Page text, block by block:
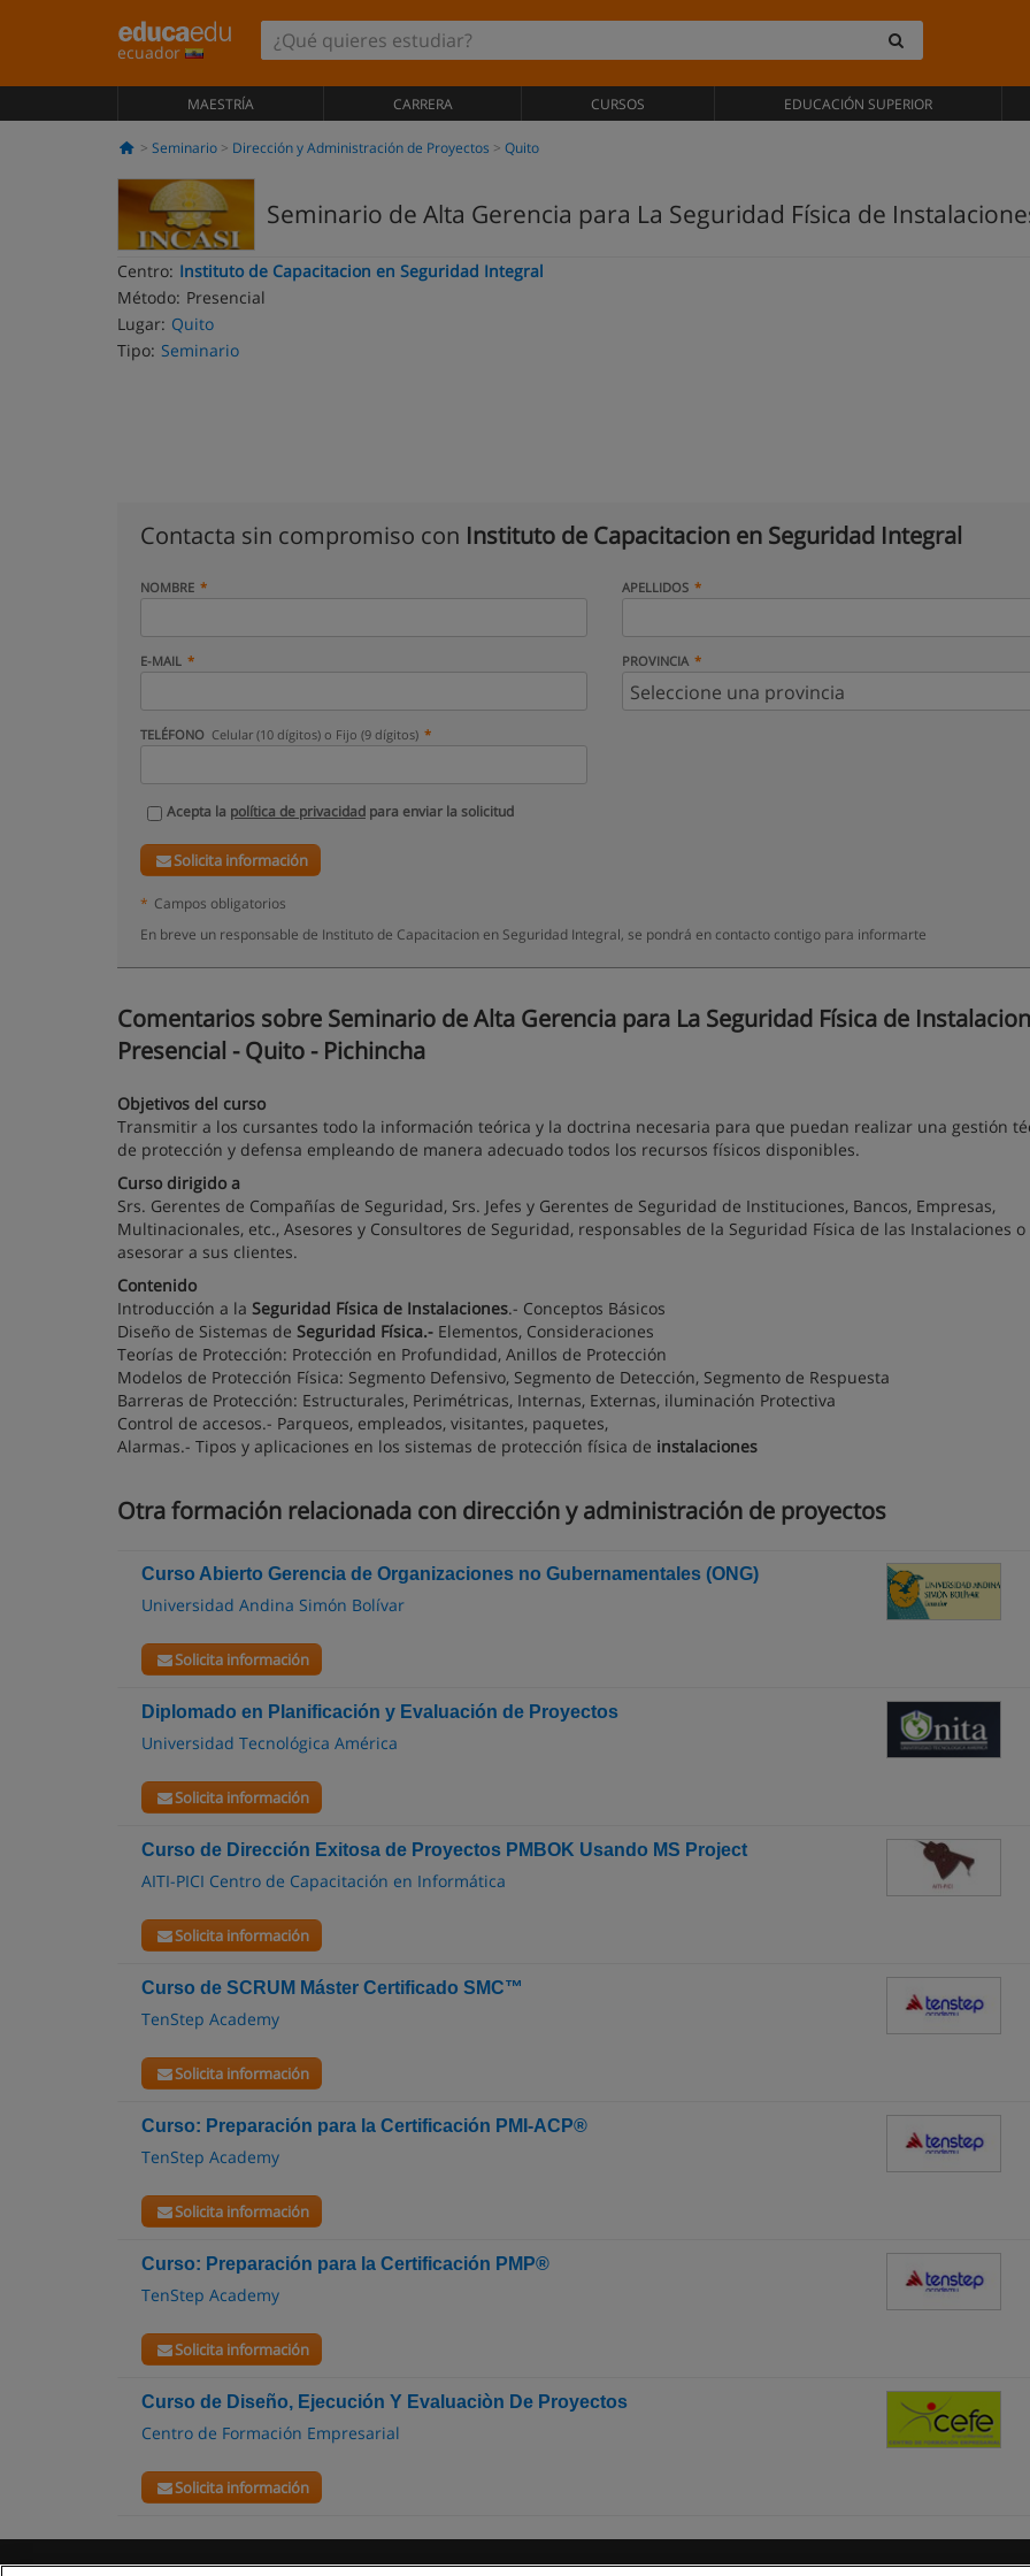
ecuador
MAESTRÍA CARRERA CURSOS EDUCACIÓN SUPERIOR
Seminario Dirección y Administración de Proyectos Quito
Seminario de Alta Gerencia para La Seguridad Física de
Centro: Instituto de Capacitacion en Seguridad Integral
Método: Presencial
Lugar: Quito
Tipo: Seminario
Contacta sin compromiso con Instituto de Capacitacion en Seguridad Integral
NOMBRE APELLIDOS
E-MAIL PROVINCIA
TELÉFONO Celular (10 dígitos) o Fijo (9 dígitos)
Acepta la política de privacidad para enviar la solicitud
Solicita información
* Campos obligatorios
En breve un responsable de Instituto de Capacitacion en Seguridad Integral, se pondrá en contacto contigo para informarte
Comentarios sobre Seminario de Alta Gerencia para La Seguridad Física de
Presencial - Quito - Pichincha
Objetivos del curso
Transmitir a los cursantes todo la información teórica y la doctrina necesaria para que puedan realizar una gestión
de protección y defensa empleando de manera adecuado todos los recursos físicos disponibles.
Curso dirigido a
Srs. Gerentes de Compañías de Seguridad, Srs. Jefes y Gerentes de Seguridad de Instituciones, Bancos, Empresas,
Multinacionales, etc., Asesores y Consultores de Seguridad, responsables de la Seguridad Física de las Instalaciones o
asesorar a sus clientes.
Contenido
Introducción a la Seguridad Física de Instalaciones.- Conceptos Básicos
Diseño de Sistemas de Seguridad Física.- Elementos, Consideraciones
Teorías de Protección: Protección en Profundidad, Anillos de Protección
Modelos de Protección Física: Segmento Defensivo, Segmento de Detección, Segmento de Respuesta
Barreras de Protección: Estructurales, Perimétricas, Internas, Externas, iluminación Protectiva
Control de accesos.- Parqueos, empleados, visitantes, paquetes,
Alarmas.- Tipos y aplicaciones en los sistemas de protección física de instalaciones
Otra formación relacionada con dirección y administración de proyectos
Curso Abierto Gerencia de Organizaciones no Gubernamentales (ONG)
Universidad Andina Simón Bolívar
Solicita información
Diplomado en Planificación y Evaluación de Proyectos
Universidad Tecnológica América
Solicita información
Curso de Dirección Exitosa de Proyectos PMBOK Usando MS Project
AITI-PICI Centro de Capacitación en Informática
Solicita información
Curso de SCRUM Máster Certificado SMC™
TenStep Academy
Solicita información
Curso: Preparación para la Certificación PMI-ACP®
TenStep Academy
Solicita información
Curso: Preparación para la Certificación PMP®
TenStep Academy
Solicita información
Curso de Diseño, Ejecución Y Evaluaciòn De Proyectos
Centro de Formación Empresarial
Solicita información